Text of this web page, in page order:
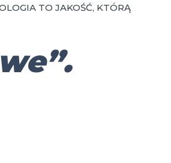
TO JAKOŚĆ, KTÓRĄ